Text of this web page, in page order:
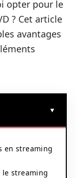
opter pour le
? Cet article
avantages
en streaming
le streaming